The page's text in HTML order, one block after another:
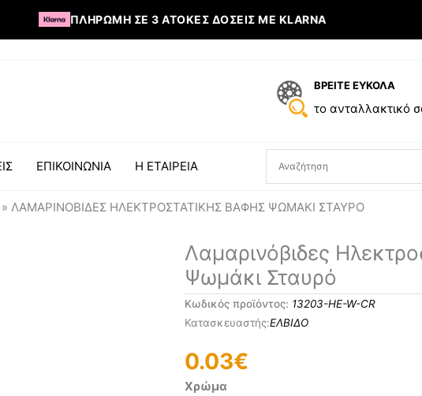
ΠΛΗΡΩΜΉ ΣΕ 3 ΆΤΟΚΕΣ ΔΌΣΕΙΣ ΜΕ KLARNA
ΒΡΕΙΤΕ ΕΥΚΟΛΑ
το ανταλλακτικό
ΕΠΙΚΟΙΝΩΝΙΑ Η ΕΤΑΙΡΕΙΑ
» ΛΑΜΑΡΙΝΌΒΙΔΕΣ ΗΛΕΚΤΡΟΣΤΑΤΙΚΉΣ ΒΑΦΉΣ ΨΩΜΆΚΙ ΣΤΑΥΡΌ
Λαμαρινόβιδες
Ψωμάκι Σταυρό
Κωδικός προϊόντος: 13203-HE-W-CR
ΕΛΒΙΔΟ
0.03€
Χρώμα
Λαμαρινόβιδες
Ηλεκτροστατικής
Βαφής
Ψωμάκι
Σταυρό